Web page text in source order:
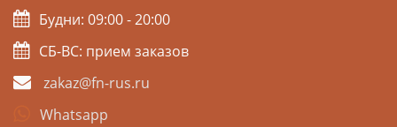
Будни: 09:00 - 20:00
СБ-ВС: прием заказов
zakaz@fn-rus.ru
Whatsapp